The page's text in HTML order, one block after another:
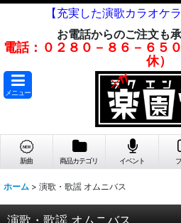
【充実した演歌カラオケ
お電話からのご注文も
電話：０２８０－８６－６５
休）
メニュー
新曲 商品カテゴリ イベント
ホーム > 演歌・歌謡 オムニバス
演歌・歌謡 オムニバス